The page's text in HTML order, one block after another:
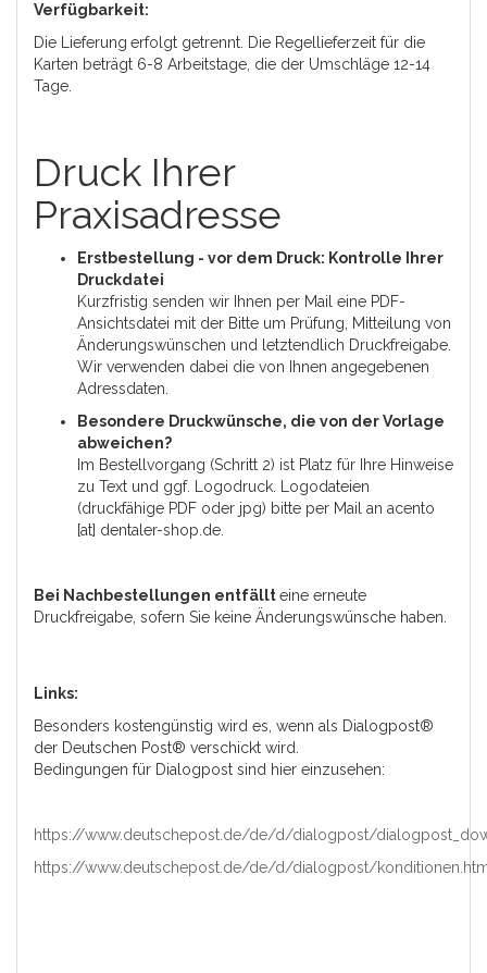
Verfügbarkeit:
Die Lieferung erfolgt getrennt. Die Regellieferzeit für die
Karten beträgt 6-8 Arbeitstage, die der Umschläge 12-14
Tage.
Druck Ihrer
Praxisadresse
Erstbestellung - vor dem Druck: Kontrolle Ihrer
Druckdatei
Kurzfristig senden wir Ihnen per Mail eine PDF-
Ansichtsdatei mit der Bitte um Prüfung, Mitteilung von
Änderungswünschen und letztendlich Druckfreigabe.
Wir verwenden dabei die von Ihnen angegebenen
Adressdaten.
Besondere Druckwünsche, die von der Vorlage
abweichen?
Im Bestellvorgang (Schritt 2) ist Platz für Ihre Hinweise
zu Text und ggf. Logodruck. Logodateien
(druckfähige PDF oder jpg) bitte per Mail an acento
[at] dentaler-shop.de.
Bei Nachbestellungen entfällteine erneute
Druckfreigabe, sofern Sie keine Änderungswünsche haben.
Links:
Besonders kostengünstig wird es, wenn als Dialogpost®
der Deutschen Post® verschickt wird.
Bedingungen für Dialogpost sind hier einzusehen:
https://www.deutschepost.de/de/d/dialogpost/
https://www.deutschepost.de/de/d/dialogpost/